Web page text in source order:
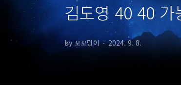
김도영 40 40 가
by 꼬꼬망이 2024. 9. 8.